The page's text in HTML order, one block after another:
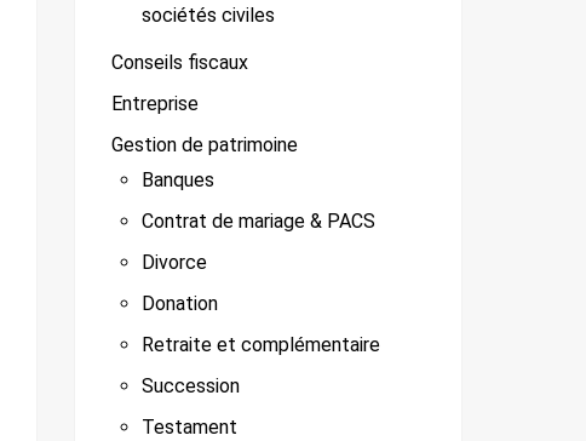
sociétés civiles
Conseils fiscaux
Entreprise
Gestion de patrimoine
Banques
Contrat de mariage & PACS
Divorce
Donation
Retraite et complémentaire
Succession
Testament